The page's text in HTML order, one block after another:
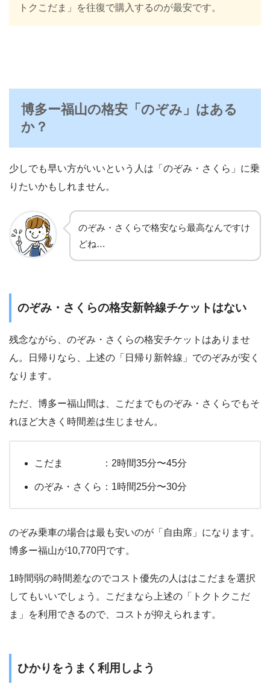
トクこだま」を往復で購入するのが最安です。
博多ー福山の格安「のぞみ」はある
か？
少しでも早い方がいいという人は「のぞみ・さくら」に乗
りたいかもしれません。
のぞみ・さくらで格安なら最高なんですけ
どね…
のぞみ・さくらの格安新幹線チケットはない
残念ながら、のぞみ・さくらの格安チケットはありませ
ん。日帰りなら、上述の「日帰り新幹線」でのぞみが安く
なります。
ただ、博多ー福山間は、こだまでものぞみ・さくらでもそ
れほど大きく時間差は生じません。
こだま ：2時間35分〜45分
のぞみ・さくら：1時間25分〜30分
のぞみ乗車の場合は最も安いのが「自由席」になります。
博多ー福山が10,770円です。
1時間弱の時間差なのでコスト優先の人ははこだまを選択
してもいいでしょう。こだまなら上述の「トクトクこだ
ま」を利用できるので、コストが抑えられます。
ひかりをうまく利用しよう